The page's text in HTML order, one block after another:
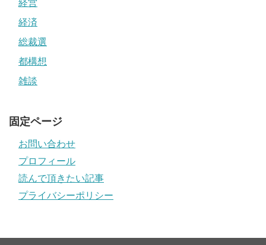
経営
経済
総裁選
都構想
雑談
固定ページ
お問い合わせ
プロフィール
読んで頂きたい記事
プライバシーポリシー